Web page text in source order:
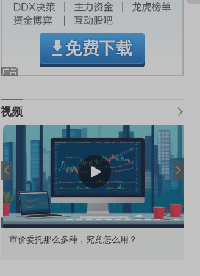
视频
市价委托那么多种，究竟怎么用？